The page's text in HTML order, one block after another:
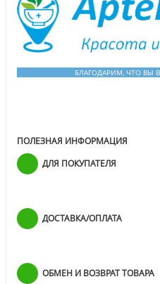
БЛАГОДАРИМ, ЧТО ВЫ
ПОЛЕЗНАЯ ИНФОРМАЦИЯ
ДЛЯ ПОКУПАТЕЛЯ
ДОСТАВКА/ОПЛАТА
ОБМЕН И ВОЗВРАТ ТОВАРА